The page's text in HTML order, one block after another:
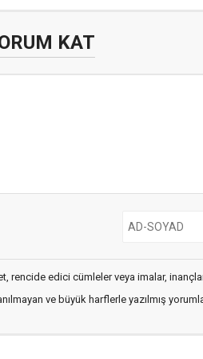
KAT
rencide edici cümleler veya imalar,
ve büyük harflerle yazılmış